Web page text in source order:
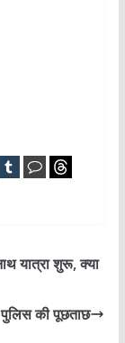
यात्रा शुरू, क्या
पुलिस की पूछताछ